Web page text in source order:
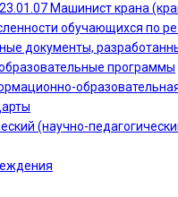
Машинист крана
обучающихся по
документы,
программы
(научно-